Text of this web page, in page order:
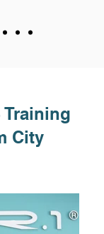
Training
City